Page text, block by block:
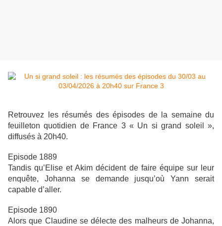
Retrouvez les résumés des épisodes de la semaine du
feuilleton quotidien de France 3 « Un si grand soleil »,
diffusés à 20h40.
Episode 1889
Tandis qu’Elise et Akim décident de faire équipe sur leur
enquête, Johanna se demande jusqu’où Yann serait
capable d’aller.
Episode 1890
Alors que Claudine se délecte des malheurs de Johanna,